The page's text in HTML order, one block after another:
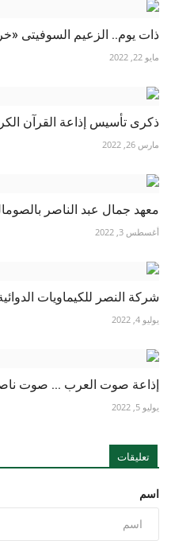
ذات يوم.. الزعيم السوفيتى
مايو 22, 2022
ذكرى تأسيس إذاعة القرآن
مارس 26, 2022
معهد جمال عبد الناصر
أغسطس 3, 2022
شركة النصر للكيماويات
يوليو 4, 2022
إذاعة صوت العرب ... صوت ناصر
يوليو 5, 2022
تعليقات
اسم